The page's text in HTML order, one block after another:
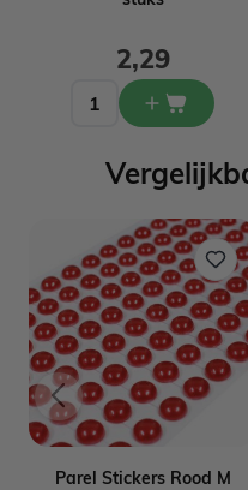
2,29
Parel Stickers Rood M